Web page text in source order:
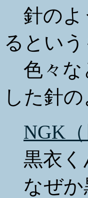
針のよ
るという
色々な
した針
NGK（
黒衣く
なぜか